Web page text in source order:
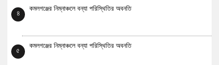
৪
কমলগঞ্জের নিম্নাঞ্চলে বন্যা পরিস্থিতির অবনতি
৫
কমলগঞ্জের নিম্নাঞ্চলে বন্যা পরিস্থিতির অবনতি